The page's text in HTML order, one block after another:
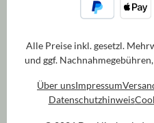
Alle Preise inkl. gesetzl.
und ggf.
Über unsImpressum
Datenschutzhinweis